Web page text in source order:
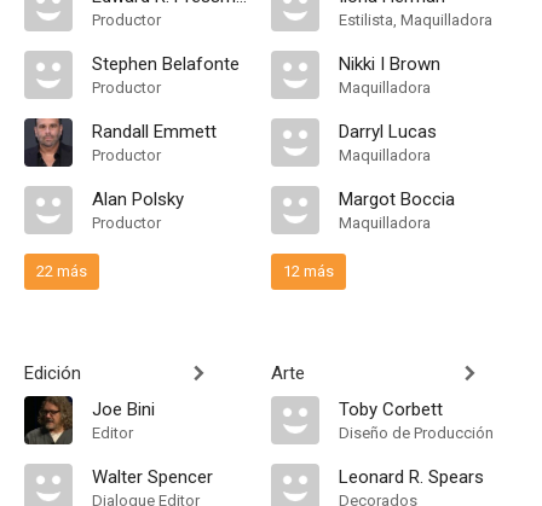
Productor
Stephen Belafonte
Productor
Randall Emmett
Productor
Alan Polsky
Productor
22 más
Edición
Joe Bini
Editor
Walter Spencer
Dialogue Editor
Estilista, Maquilladora
Nikki I Brown
Maquilladora
Darryl Lucas
Maquilladora
Margot Boccia
Maquilladora
12 más
Arte
Toby Corbett
Diseño de Producción
Leonard R. Spears
Decorados